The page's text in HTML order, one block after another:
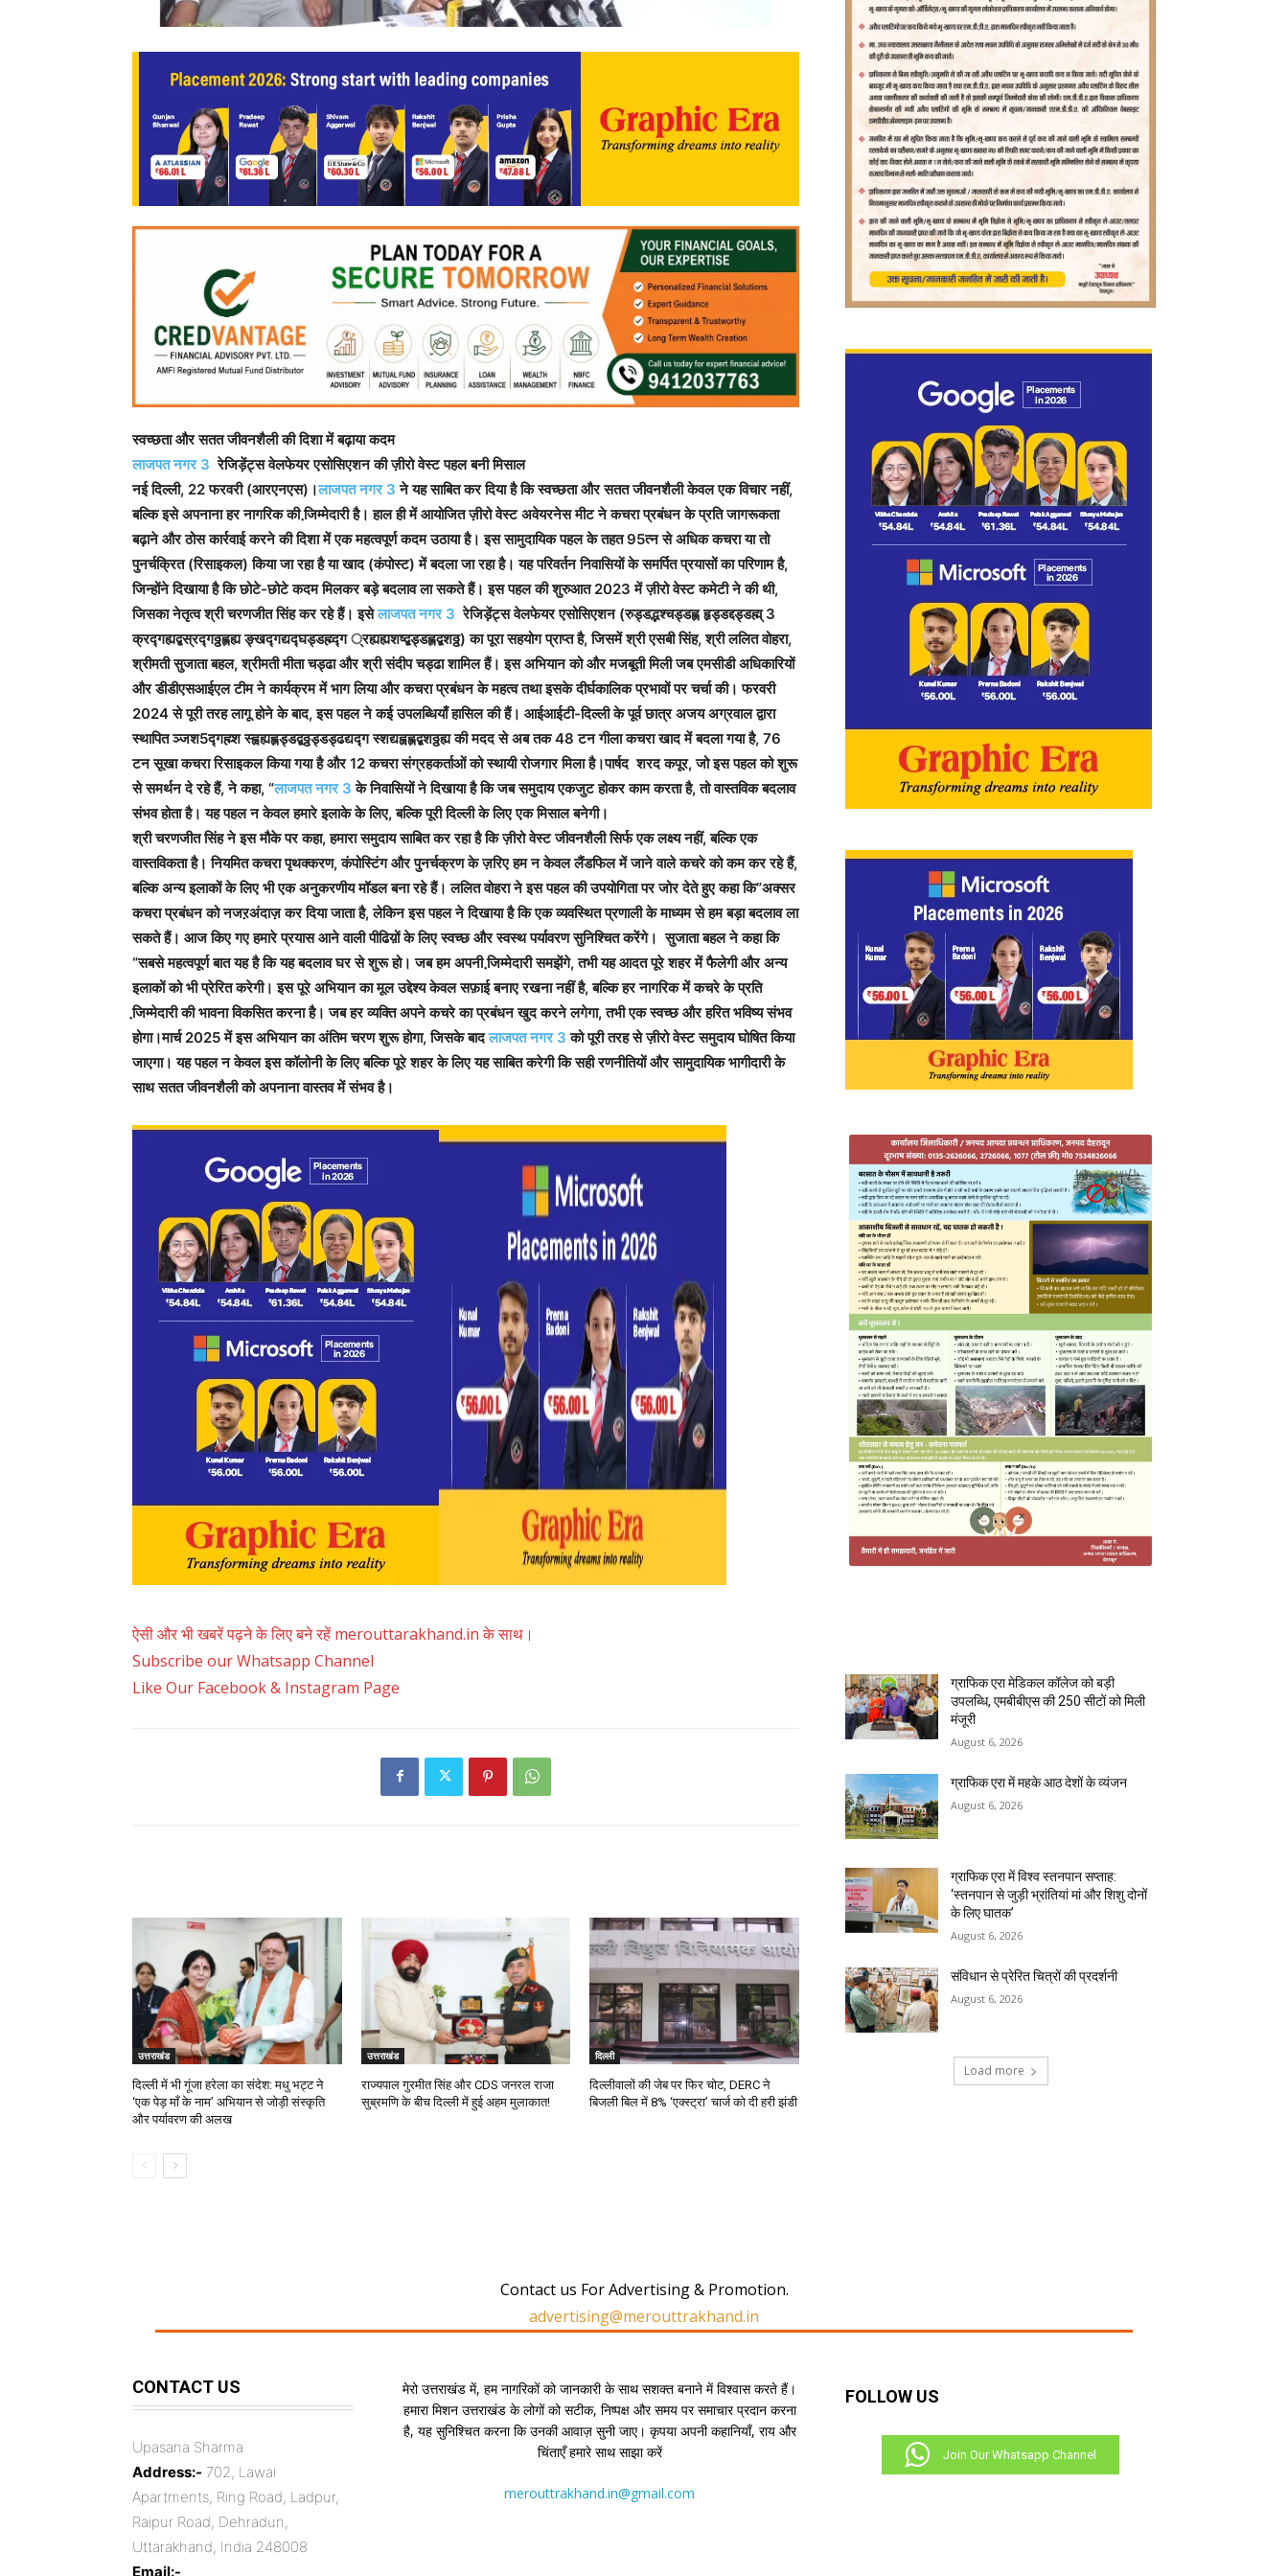
स्वच्छता और सतत जीवनशैली की दिशा में बढ़ाया कदम
लाजपत नगर 3 रेजिड़ेंट्स वेलफेयर एसोसिएशन की ज़ीरो वेस्ट पहल बनी मिसाल
नई दिल्ली, 22 फरवरी (आरएनएस)।लाजपत नगर 3 ने यह साबित कर दिया है कि स्वच्छता और सतत जीवनशैली केवल एक विचार नहीं,
बल्कि इसे अपनाना हर नागरिक की जि़म्मेदारी है। हाल ही में आयोजित ज़ीरो वेस्ट अवेयरनेस मीट ने कचरा प्रबंधन के प्रति जागरूकता
बढ़ाने और ठोस कार्रवाई करने की दिशा में एक महत्वपूर्ण कदम उठाया है। इस सामुदायिक पहल के तहत 95त्न से अधिक कचरा या तो
पुनर्चक्रित (रिसाइकल) किया जा रहा है या खाद (कंपोस्ट) में बदला जा रहा है। यह परिवर्तन निवासियों के समर्पित प्रयासों का परिणाम है,
जिन्होंने दिखाया है कि छोटे-छोटे कदम मिलकर बड़े बदलाव ला सकते हैं। इस पहल की शुरुआत 2023 में ज़ीरो वेस्ट कमेटी ने की थी,
जिसका नेतृत्व श्री चरणजीत सिंह कर रहे हैं। इसेलाजपत नगर 3 रेजिड़ेंट्स वेलफेयर एसोसिएशन (रुड्डद्भश्चड्डह्ल हृड्डद्दड्डह्म् 3
क्रद्गह्यद्बस्रद्गठ्ठह्लह्य ङ्खद्गद्यद्घड्डह्म्द्ग ्रह्यह्यशष्द्बड्डह्लद्बशठ्ठ) का पूरा सहयोग प्राप्त है, जिसमें श्री एसबी सिंह, श्री ललित वोहरा,
श्रीमती सुजाता बहल, श्रीमती मीता चड्ढा और श्री संदीप चड्ढा शामिल हैं। इस अभियान को और मजबूती मिली जब एमसीडी अधिकारियों
और डीडीएसआईएल टीम ने कार्यक्रम में भाग लिया और कचरा प्रबंधन के महत्व तथा इसके दीर्घकालिक प्रभावों पर चर्चा की। फरवरी
2024 से पूरी तरह लागू होने के बाद, इस पहल ने कई उपलब्धियाँ हासिल की हैं। आईआईटी-दिल्ली के पूर्व छात्र अजय अग्रवाल द्वारा
स्थापित ञ्जश5द्गह्म्श स्ह्वह्यह्लड्डद्बठ्ठड्डड्ढद्यद्ग स्शद्यह्वह्लद्बशठ्ठह्य की मदद से अब तक 48 टन गीला कचरा खाद में बदला गया है, 76
टन सूखा कचरा रिसाइकल किया गया है और 12 कचरा संग्रहकर्ताओं को स्थायी रोजगार मिला है।पार्षद शरद कपूर, जो इस पहल को शुरू
से समर्थन दे रहे हैं, ने कहा, “लाजपत नगर 3 के निवासियों ने दिखाया है कि जब समुदाय एकजुट होकर काम करता है, तो वास्तविक बदलाव
संभव होता है। यह पहल न केवल हमारे इलाके के लिए, बल्कि पूरी दिल्ली के लिए एक मिसाल बनेगी।
श्री चरणजीत सिंह ने इस मौके पर कहा, हमारा समुदाय साबित कर रहा है कि ज़ीरो वेस्ट जीवनशैली सिर्फ एक लक्ष्य नहीं, बल्कि एक
वास्तविकता है। नियमित कचरा पृथक्करण, कंपोस्टिंग और पुनर्चक्रण के ज़रिए हम न केवल लैंडफिल में जाने वाले कचरे को कम कर रहे हैं,
बल्कि अन्य इलाकों के लिए भी एक अनुकरणीय मॉडल बना रहे हैं। ललित वोहरा ने इस पहल की उपयोगिता पर जोर देते हुए कहा कि”अक्सर
कचरा प्रबंधन को नजऱअंदाज़ कर दिया जाता है, लेकिन इस पहल ने दिखाया है कि एक व्यवस्थित प्रणाली के माध्यम से हम बड़ा बदलाव ला
सकते हैं। आज किए गए हमारे प्रयास आने वाली पीढिय़ों के लिए स्वच्छ और स्वस्थ पर्यावरण सुनिश्चित करेंगे। सुजाता बहल ने कहा कि
“सबसे महत्वपूर्ण बात यह है कि यह बदलाव घर से शुरू हो। जब हम अपनी जि़म्मेदारी समझेंगे, तभी यह आदत पूरे शहर में फैलेगी और अन्य
इलाकों को भी प्रेरित करेगी। इस पूरे अभियान का मूल उद्देश्य केवल सफ़ाई बनाए रखना नहीं है, बल्कि हर नागरिक में कचरे के प्रति
जि़म्मेदारी की भावना विकसित करना है। जब हर व्यक्ति अपने कचरे का प्रबंधन खुद करने लगेगा, तभी एक स्वच्छ और हरित भविष्य संभव
होगा।मार्च 2025 में इस अभियान का अंतिम चरण शुरू होगा, जिसके बादलाजपत नगर 3 को पूरी तरह से ज़ीरो वेस्ट समुदाय घोषित किया
जाएगा। यह पहल न केवल इस कॉलोनी के लिए बल्कि पूरे शहर के लिए यह साबित करेगी कि सही रणनीतियों और सामुदायिक भागीदारी के
साथ सतत जीवनशैली को अपनाना वास्तव में संभव है।
ऐसी और भी खबरें पढ़ने के लिए बने रहें merouttarakhand.in के साथ।
Subscribe our Whatsapp Channel
Like Our Facebook & Instagram Page
उत्तराखंड
दिल्ली में भी गूंजा हरेला का संदेश: मधु भट्ट ने
‘एक पेड़ माँ के नाम’ अभियान से जोड़ी संस्कृति
और पर्यावरण की अलख
उत्तराखंड
राज्यपाल गुरमीत सिंह और CDS जनरल राजा
सुब्रमणि के बीच दिल्ली में हुई अहम मुलाकात!
दिल्ली
दिल्लीवालों की जेब पर फिर चोट, DERC ने
बिजली बिल में 8% ‘एक्स्ट्रा’ चार्ज को दी हरी झंडी
ग्राफिक एरा मेडिकल कॉलेज को बड़ी
उपलब्धि, एमबीबीएस की 250 सीटों को मिली
मंजूरी
August 6, 2026
ग्राफिक एरा में महके आठ देशों के व्यंजन
August 6, 2026
ग्राफिक एरा में विश्व स्तनपान सप्ताह:
‘स्तनपान से जुड़ी भ्रांतियां मां और शिशु दोनों
के लिए घातक’
August 6, 2026
संविधान से प्रेरित चित्रों की प्रदर्शनी
August 6, 2026
Load more
Contact us For Advertising & Promotion.
advertising@merouttrakhand.in
CONTACT US
Upasana Sharma
Address:- 702, Lawai
Apartments, Ring Road, Ladpur,
Raipur Road, Dehradun,
Uttarakhand, India 248008
Email:-
मेरो उत्तराखंड में, हम नागरिकों को जानकारी के साथ सशक्त बनाने में विश्वास करते हैं।
हमारा मिशन उत्तराखंड के लोगों को सटीक, निष्पक्ष और समय पर समाचार प्रदान करना
है, यह सुनिश्चित करना कि उनकी आवाज़ सुनी जाए। कृपया अपनी कहानियाँ, राय और
चिंताएँ हमारे साथ साझा करें
merouttrakhand.in@gmail.com
FOLLOW US
Join Our Whatsapp Channel